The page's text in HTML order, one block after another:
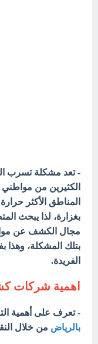
- تعد مشكلة تسرب
الكثيرين من
المناطق الأكثر
بغزارة، لذا يبحث
مجال الكشف عن
بتلك المشكلة، وهذا
الفريدة.
اهمية شركات
- تعرف على أهمية
بالرياض من خلال